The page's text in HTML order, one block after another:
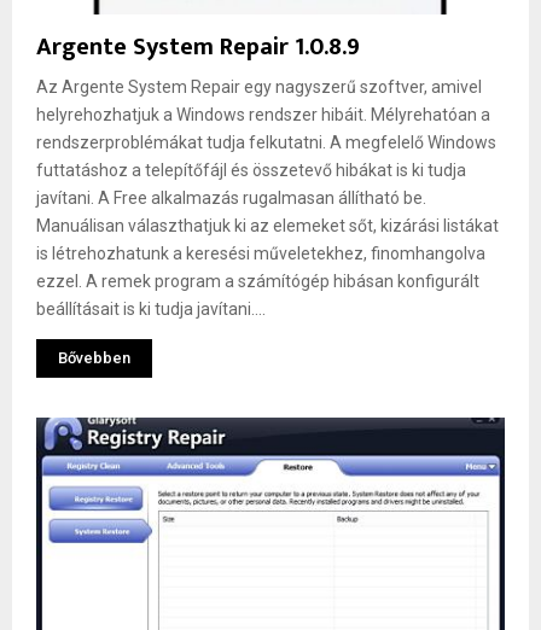
Argente System Repair 1.0.8.9
Az Argente System Repair egy nagyszerű szoftver, amivel
helyrehozhatjuk a Windows rendszer hibáit. Mélyrehatóan a
rendszerproblémákat tudja felkutatni. A megfelelő Windows
futtatáshoz a telepítőfájl és összetevő hibákat is ki tudja
javítani. A Free alkalmazás rugalmasan állítható be.
Manuálisan választhatjuk ki az elemeket sőt, kizárási listákat
is létrehozhatunk a keresési műveletekhez, finomhangolva
ezzel. A remek program a számítógép hibásan konfigurált
beállításait is ki tudja javítani....
Bővebben